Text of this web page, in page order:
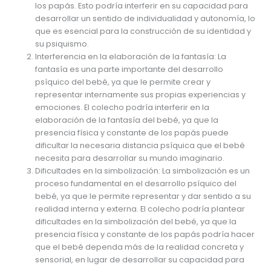
los papás. Esto podría interferir en su capacidad para
desarrollar un sentido de individualidad y autonomía, lo
que es esencial para la construcción de su identidad y
su psiquismo.
Interferencia en la elaboración de la fantasía: La
fantasía es una parte importante del desarrollo
psíquico del bebé, ya que le permite crear y
representar internamente sus propias experiencias y
emociones. El colecho podría interferir en la
elaboración de la fantasía del bebé, ya que la
presencia física y constante de los papás puede
dificultar la necesaria distancia psíquica que el bebé
necesita para desarrollar su mundo imaginario.
Dificultades en la simbolización: La simbolización es un
proceso fundamental en el desarrollo psíquico del
bebé, ya que le permite representar y dar sentido a su
realidad interna y externa. El colecho podría plantear
dificultades en la simbolización del bebé, ya que la
presencia física y constante de los papás podría hacer
que el bebé dependa más de la realidad concreta y
sensorial, en lugar de desarrollar su capacidad para